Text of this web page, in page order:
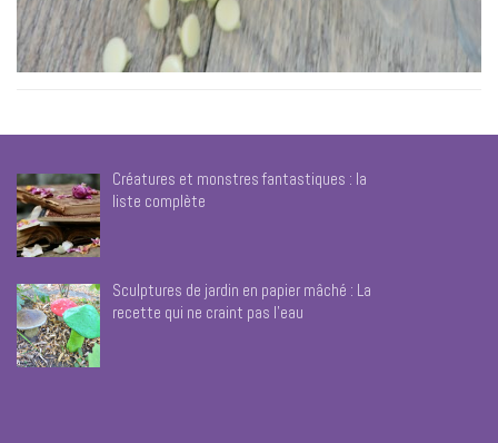
Créatures et monstres fantastiques : la
liste complète
Sculptures de jardin en papier mâché : La
recette qui ne craint pas l’eau